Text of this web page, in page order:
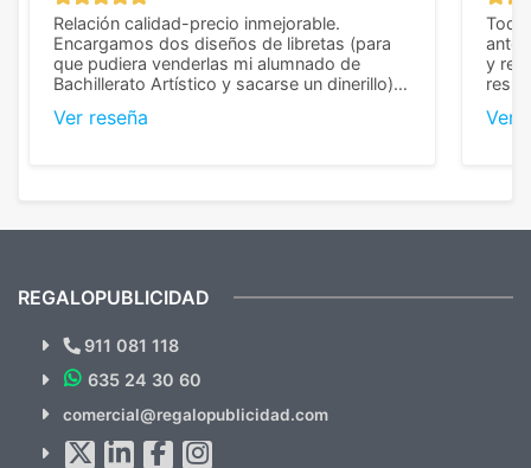
Relación calidad-precio inmejorable.
Encargamos dos diseños de libretas (para
que pudiera venderlas mi alumnado de
Bachillerato Artístico y sacarse un dinerillo) y
diferencia, con libretas de muy buena calidad
Ver reseña
Todo
y
Ver
¿Quieres ver nuestras últimas
Novedades y Ofertas?
hacemos Spam)
REGALOPUBLICIDAD
911 081 118
635 24 30 60
comercial@regalopublicidad.com